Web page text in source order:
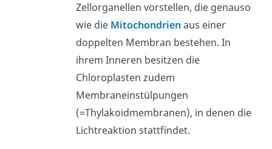
Zellorganellen vorstellen, die genauso
wie die Mitochondrien aus einer
doppelten Membran bestehen. In
ihrem Inneren besitzen die
Chloroplasten zudem
Membraneinstülpungen
(=Thylakoidmembranen), in denen die
Lichtreaktion stattfindet.